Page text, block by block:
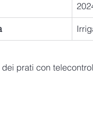
prati con